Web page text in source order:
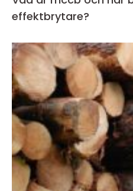
effektbrytare?